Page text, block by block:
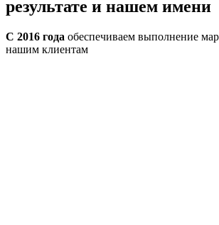
результате и нашем имени
С 2016 года обеспечиваем выполнение
нашим клиентам